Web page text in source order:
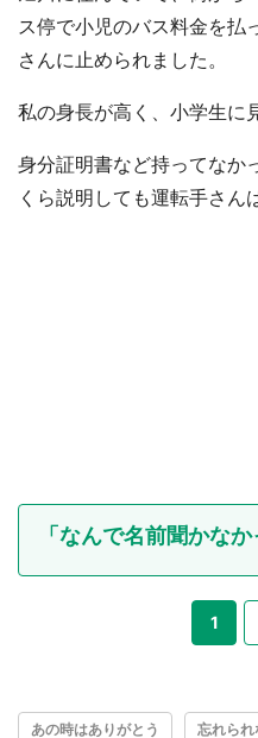
ス停で小児のバス料金を払
さんに止められました。
私の身長が高く、小学生に
身分証明書など持ってなか
くら説明しても運転手さん
「なんで名前聞かなか
1
あの時はありがとう 忘れられ